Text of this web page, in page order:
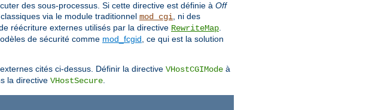
des sous-processus. Si cette directive est définie à Off
via le module traditionnel mod_cgi , ni des
réécriture externes utilisés par la directive RewriteMap
de sécurité comme mod_fcgid , ce qui est la solution
cités ci-dessus. Définir la directive VHostCGIMode à
la directive VHostSecure